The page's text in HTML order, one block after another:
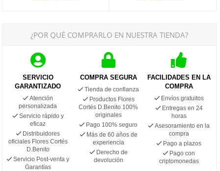
¿POR QUÉ COMPRARLO EN NUESTRA TIENDA?
SERVICIO
GARANTIZADO
Atención
personalizada
Servicio rápido y
eficaz
Distribuidores
oficiales Flores Cortés
D.Benito
Servicio Post-venta y
Garantías
COMPRA SEGURA
Tienda de confianza
Productos Flores
Cortés D.Benito 100%
originales
Pago 100% seguro
Más de 60 años de
experiencia
Derecho de
devolución
FACILIDADES EN LA
COMPRA
Envíos gratuitos
Entregas en 24
horas
Asesoramiento en la
compra
Pago a plazos
Pago con
criptomonedas